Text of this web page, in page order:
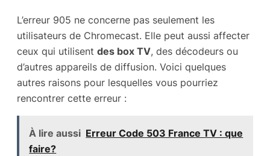
L’erreur 905 ne concerne pas seulement les
utilisateurs de Chromecast. Elle peut aussi affecter
ceux qui utilisent des box TV, des décodeurs ou
d’autres appareils de diffusion. Voici quelques
autres raisons pour lesquelles vous pourriez
rencontrer cette erreur :
À lire aussi Erreur Code 503 France TV : que
faire?